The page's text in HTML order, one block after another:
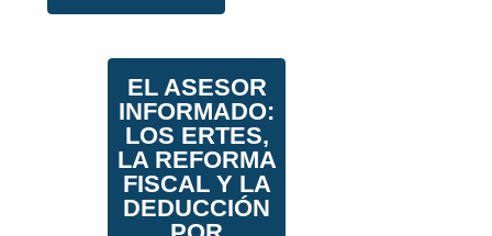
EL ASESOR
INFORMADO:
LOS ERTES,
LA REFORMA
FISCAL Y LA
DEDUCCIÓN